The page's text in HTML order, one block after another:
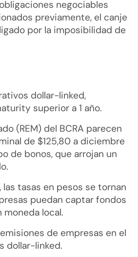
negociables
previamente, el canje
por la imposibilidad de
dollar-linked,
superior a 1 año.
(REM) del BCRA parecen
de $125,80 a diciembre
de bonos, que arrojan un
tasas en pesos se tornan
puedan captar fondos
local.
de empresas en el
dollar-linked.